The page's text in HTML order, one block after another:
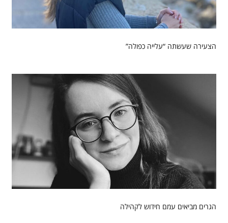
הצעירה שעשתה “עלייה כפולה”
הגרים מביאים עמם חידוש לקהילה